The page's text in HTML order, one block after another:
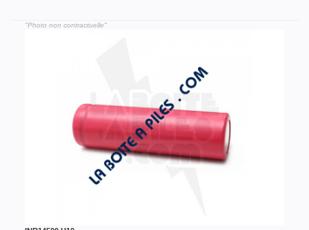
"Photo non contractuelle"